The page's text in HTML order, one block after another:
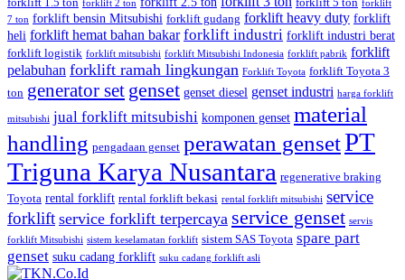
forklift 1.5 ton forklift 2 ton forklift 5 ton forklift
7 ton forklift bensin Mitsubishi forklift gudang forklift heavy duty forklift
heli forklift hemat bahan bakar forklift industri forklift industri berat
forklift logistik forklift mitsubishi forklift Mitsubishi Indonesia forklift pabrik forklift
pelabuhan forklift ramah lingkungan Forklift Toyota forklift Toyota 3
ton generator set genset genset diesel genset industri harga forklift
mitsubishi jual forklift mitsubishi komponen genset material
handling pengadaan genset perawatan gensetPT
Triguna Karya Nusantara regenerative braking
Toyota rental forklift rental forklift bekasi rental forklift mitsubishi service
forklift service forklift terpercaya service genset servis
forklift Mitsubishi sistem keselamatan forklift sistem SAS Toyota spare part
genset suku cadang forklift suku cadang forklift asli